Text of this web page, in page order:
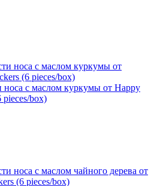
носа с маслом куркумы от Happy
pieces/box)